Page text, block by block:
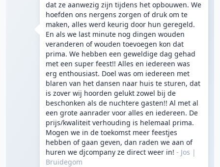
dat ze aanwezig zijn tijdens het opbouwen. We
hoefden ons nergens zorgen of druk om te
maken, alles werd keurig door hun geregeld.
En als we last minute nog dingen wouden
veranderen of wouden toevoegen kon dat
prima. We hebben een geweldige dag gehad
met een super feest!! Alles en iedereen was
erg enthousiast. Doel was om iedereen met
blaren van het dansen naar huis te sturen, dat
is zover wij hoorden gelukt zowel bij de
beschonken als de nuchtere gasten!! Al met al
een grote aanrader voor alles en iedereen. De
prijs/kwaliteit verhouding is helemaal prima.
Mogen we in de toekomst meer feestjes
hebben of gaan geven, dan raden we aan of
huren we djcompany ze direct weer in! - Jos |
Bruidegom